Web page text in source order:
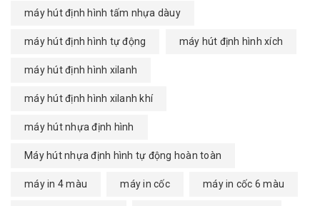
máy hút định hình tấm nhựa dàuy
máy hút định hình tự động máy hút định hình xích
máy hút định hình xilanh
máy hút định hình xilanh khí
máy hút nhựa định hình
Máy hút nhựa định hình tự động hoàn toàn
máy in 4 màu máy in cốc máy in cốc 6 màu